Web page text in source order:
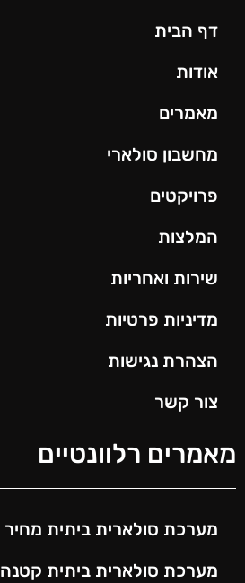
דף הבית
אודות
מאמרים
מחשבון סולארי
פרויקטים
המלצות
שירות ואחריות
מדיניות פרטיות
הצהרת נגישות
צור קשר
מאמרים רלוונטיים
מערכת סולארית ביתית מחיר
מערכת סולארית ביתית קטנה